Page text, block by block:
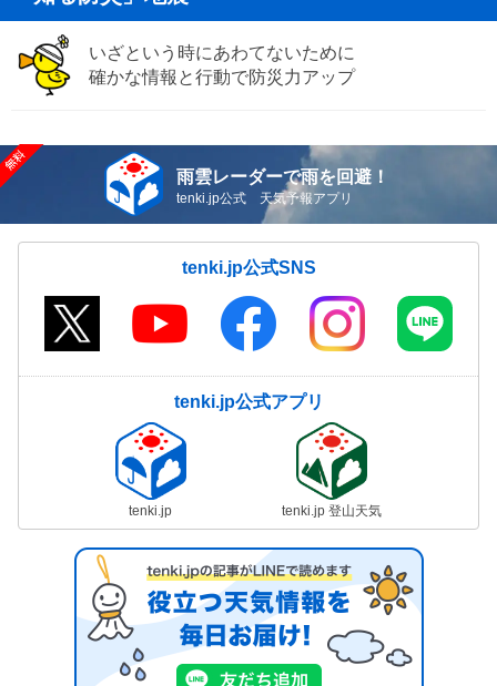
いざという時にあわてないために
確かな情報と行動で防災力アップ
雨雲レーダーで雨を回避！
tenki.jp公式 天気予報アプリ
tenki.jp公式SNS
tenki.jp公式アプリ
tenki.jp tenki.jp 登山天気